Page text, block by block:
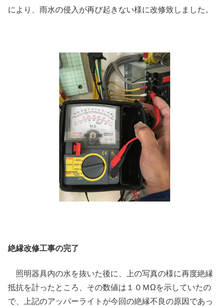
により、雨水の侵入が再び起きない様に改修致しました。
絶縁改修工事の完了
照明器具内の水を抜いた後に、上の写真の様に再度絶縁
抵抗を計ったところ、その数値は１０ＭΩを示していたの
で、上記のアッパーライトが今回の絶縁不良の原因であっ